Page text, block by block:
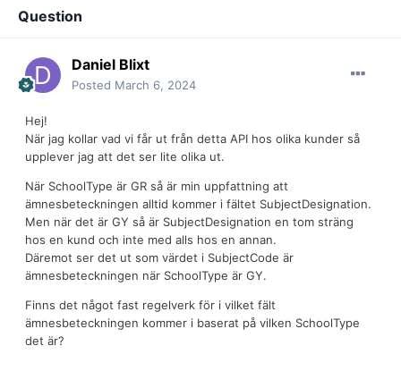
Question
Daniel Blixt
Posted March 6, 2024
Hej!
När jag kollar vad vi får ut från detta API hos olika kunder så
upplever jag att det ser lite olika ut.
När SchoolType är GR så är min uppfattning att
ämnesbeteckningen alltid kommer i fältet SubjectDesignation.
Men när det är GY så är SubjectDesignation en tom sträng
hos en kund och inte med alls hos en annan.
Däremot ser det ut som värdet i SubjectCode är
ämnesbeteckningen när SchoolType är GY.
Finns det något fast regelverk för i vilket fält
ämnesbeteckningen kommer i baserat på vilken SchoolType
det är?